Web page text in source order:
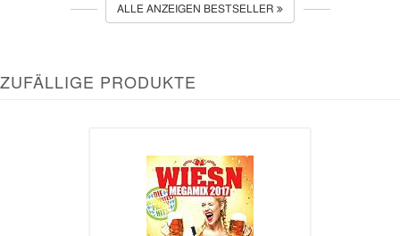
ALLE ANZEIGEN BESTSELLER
ZUFÄLLIGE PRODUKTE